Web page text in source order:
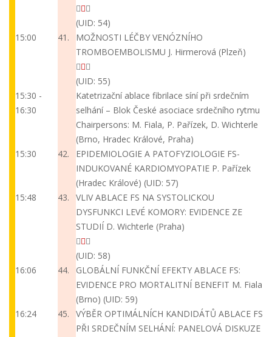
(UID: 54)
15:00
41.
MOŽNOSTI LÉČBY VENÓZNÍHO
TROMBOEMBOLISMU J. Hirmerová (Plzeň)
(UID: 55)
15:30 -
16:30
Katetrizační ablace fibrilace síní při srdečním
selhání – Blok České asociace srdečního rytmu
Chairpersons: M. Fiala, P. Pařízek, D. Wichterle
(Brno, Hradec Králové, Praha)
15:30
42.
EPIDEMIOLOGIE A PATOFYZIOLOGIE FS-
INDUKOVANÉ KARDIOMYOPATIE P. Pařízek
(Hradec Králové) (UID: 57)
15:48
43.
VLIV ABLACE FS NA SYSTOLICKOU
DYSFUNKCI LEVÉ KOMORY: EVIDENCE ZE
STUDIÍ D. Wichterle (Praha)
(UID: 58)
16:06
44.
GLOBÁLNÍ FUNKČNÍ EFEKTY ABLACE FS:
EVIDENCE PRO MORTALITNÍ BENEFIT M. Fiala
(Brno) (UID: 59)
16:24
45.
VÝBĚR OPTIMÁLNÍCH KANDIDÁTŮ ABLACE FS
PŘI SRDEČNÍM SELHÁNÍ: PANELOVÁ DISKUZE